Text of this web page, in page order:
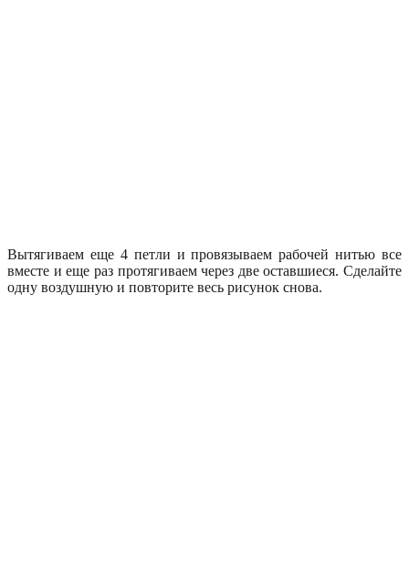
Вытягиваем еще 4 петли и провязываем рабочей нитью все
вместе и еще раз протягиваем через две оставшиеся. Сделайте
одну воздушную и повторите весь рисунок снова.